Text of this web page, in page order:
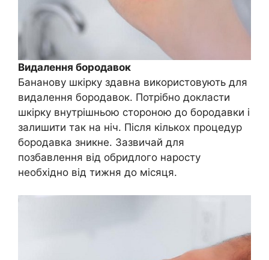
Видалення бородавок
Бананову шкірку здавна використовують для
видалення бородавок. Потрібно докласти
шкірку внутрішньою стороною до бородавки і
залишити так на ніч. Після кількох процедур
бородавка зникне. Зазвичай для
позбавлення від обридлого наросту
необхідно від тижня до місяця.